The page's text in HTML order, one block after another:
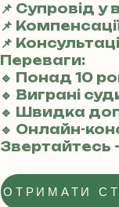
📌 Супровід у
📌
📌
Переваги:
🔹 Понад 10
🔹 Виграні
🔹 Швидка
🔹 Онлайн-
Звертайтесь